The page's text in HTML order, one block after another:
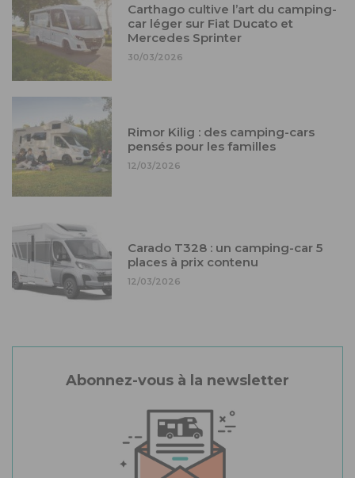
Carthago cultive l’art du camping-
car léger sur Fiat Ducato et
Mercedes Sprinter
30/03/2026
Rimor Kilig : des camping-cars
pensés pour les familles
12/03/2026
Carado T328 : un camping-car 5
places à prix contenu
12/03/2026
Abonnez-vous à la newsletter